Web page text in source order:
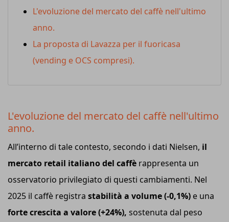
L'evoluzione del mercato del caffè nell'ultimo
anno.
La proposta di Lavazza per il fuoricasa
(vending e OCS compresi).
L'evoluzione del mercato del caffè nell'ultimo
anno.
All’interno di tale contesto, secondo i dati Nielsen, il
mercato retail italiano del caffè rappresenta un
osservatorio privilegiato di questi cambiamenti. Nel
2025 il caffè registra stabilità a volume (-0,1%) e una
forte crescita a valore (+24%), sostenuta dal peso